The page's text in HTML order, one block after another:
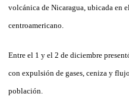
volcánica de Nicaragua, ubicada en
centroamericano.
Entre el 1 y el 2 de diciembre
con expulsión de gases, ceniza y
población.